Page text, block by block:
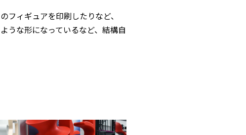
ィギュアを印刷したりなど、
うな形になっているなど、結構自